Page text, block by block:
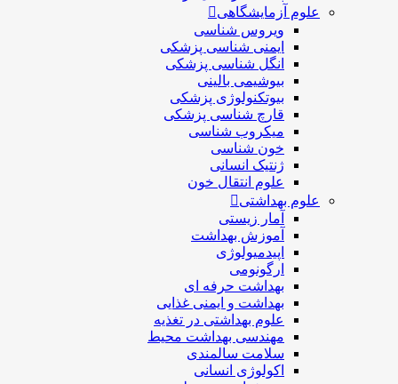
علوم آزمایشگاهی
ویروس شناسی
ایمنی شناسی پزشكی
انگل شناسی پزشکی
بیوشیمی بالینی
بیوتکنولوژی پزشکی
قارچ شناسی پزشکی
ميكروب شناسی
خون شناسی
ژنتیک انسانی
علوم انتقال خون
علوم بهداشتی
آمار زیستی
آموزش بهداشت
اپیدمیولوژی
ارگونومی
بهداشت حرفه ای
بهداشت و ایمنی غذایی
علوم بهداشتی در تغذیه
مهندسی بهداشت محيط
سلامت سالمندی
اکولوژی انسانی